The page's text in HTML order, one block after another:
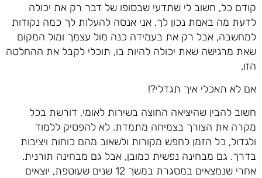
קודם כל, חשוב לי שתדעי שבסופו של דבר רק את יכולה
לדעת מה באמת נכון לך. אני אנסה להעלות לך כמה נקודות
למחשבה, אבל רק את בעמידה כנה מול עצמך ומול המקום
שאת מרגישה שאת יכולה להיות בו, תוכלי לקבל את ההחלטה
הזו.
אם לא תאכלי איך תגדלי?!
חשוב להבין שהיציאה החוצה בשירות לאומי, דורשת בכל
מקרה את הצורך בצמיחה מתמדת. לא להפסיק ללמוד
ולגדול, כל הזמן לחפש מקורות ולשאוב מהם כוחות ויציבות
בדרך. גם מבחינה נפשית כמובן, אבל גם מבחינה תורנית.
אחרי שנמצאים במסגרת במשך 12 שנים שעוטפת, יוצאים